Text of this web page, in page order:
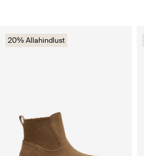
20% Allahindlust